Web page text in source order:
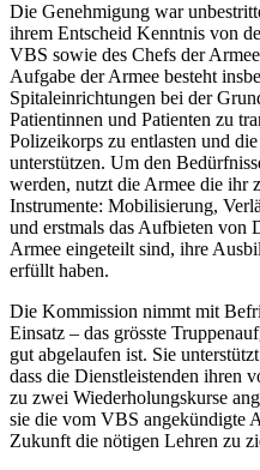
​Die Genehmigung war
ihrem Entscheid Kenntnis von
VBS sowie des Chefs der
Aufgabe der Armee besteht
Spitaleinrichtungen bei der
Patientinnen und Patienten zu
Polizeikorps zu entlasten und
unterstützen. Um den
werden, nutzt die Armee die ihr
Instrumente: Mobilisierung,
und erstmals das Aufbieten von
Armee eingeteilt sind, ihre
erfüllt haben.
Die Kommission nimmt mit
Einsatz – das grösste
gut abgelaufen ist. Sie
dass die Dienstleistenden ihren
zu zwei Wiederholungskurse
sie die vom VBS angekündigte
Zukunft die nötigen Lehren zu